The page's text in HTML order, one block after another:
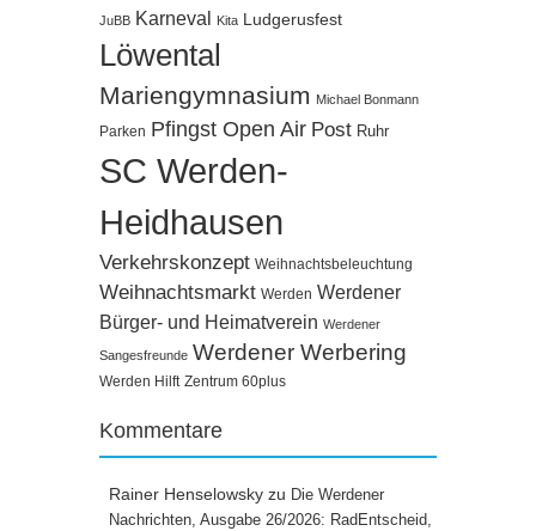
JuBB Karneval Kita Ludgerusfest
Löwental
Mariengymnasium Michael Bonmann
Parken Pfingst Open Air Post Ruhr
SC Werden-
Heidhausen
Verkehrskonzept Weihnachtsbeleuchtung
Weihnachtsmarkt Werden Werdener
Bürger- und Heimatverein Werdener
Sangesfreunde Werdener Werbering
Werden Hilft Zentrum 60plus
Kommentare
Rainer Henselowsky zu Die Werdener
Nachrichten, Ausgabe 26/2026: RadEntscheid,